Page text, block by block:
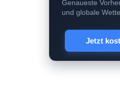
Genaueste
und globale
Jetzt